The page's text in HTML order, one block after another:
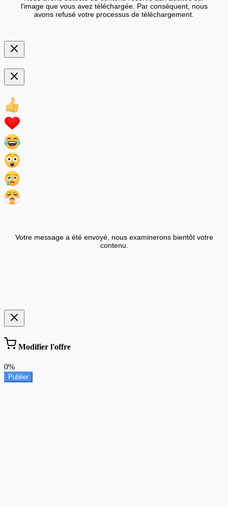
l'image que vous avez téléchargée. Par conséquent, nous
avons refusé votre processus de téléchargement.
Votre message a été envoyé, nous examinerons bientôt votre
contenu.
Modifier l'offre
0%
Publier